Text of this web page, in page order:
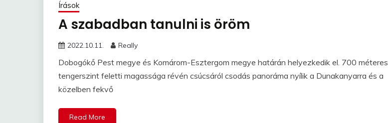
Írások
A szabadban tanulni is öröm
2022.10.11. Really
Dobogókő Pest megye és Komárom-Esztergom megye határán helyezkedik el. 700 méteres
tengerszint feletti magassága révén csúcsáról csodás panoráma nyílik a Dunakanyarra és a
közelben fekvő
Read More